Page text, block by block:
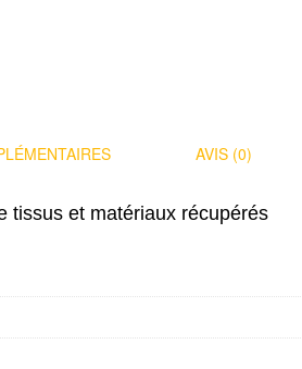
AVIS (0)
tissus et matériaux récupérés